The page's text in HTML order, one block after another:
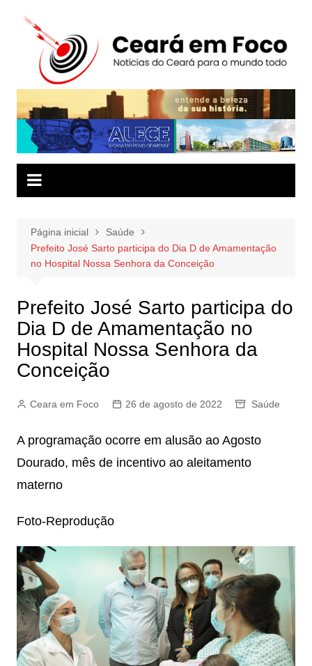
conteúdo
Página inicial
Saúde
Prefeito José Sarto participa do Dia D de Amamentação
no Hospital Nossa Senhora da Conceição
Prefeito José Sarto participa do
Dia D de Amamentação no
Hospital Nossa Senhora da
Conceição
Ceara em Foco 26 de agosto de 2022 Saúde
A programação ocorre em alusão ao Agosto
Dourado, mês de incentivo ao aleitamento
materno
Foto-Reprodução